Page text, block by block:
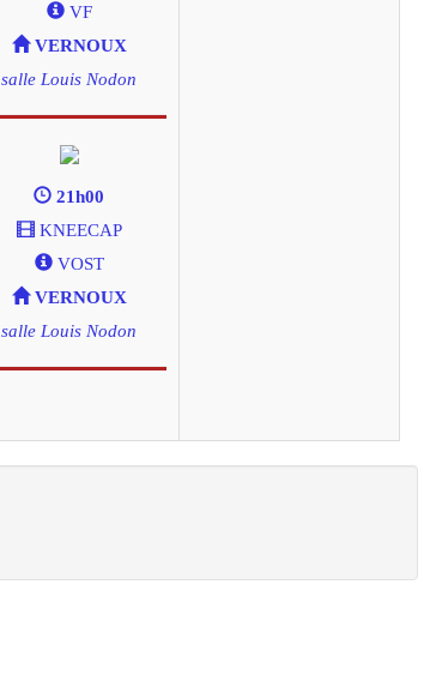
VF
VERNOUX
salle Louis Nodon
21h00
KNEECAP
VOST
VERNOUX
salle Louis Nodon